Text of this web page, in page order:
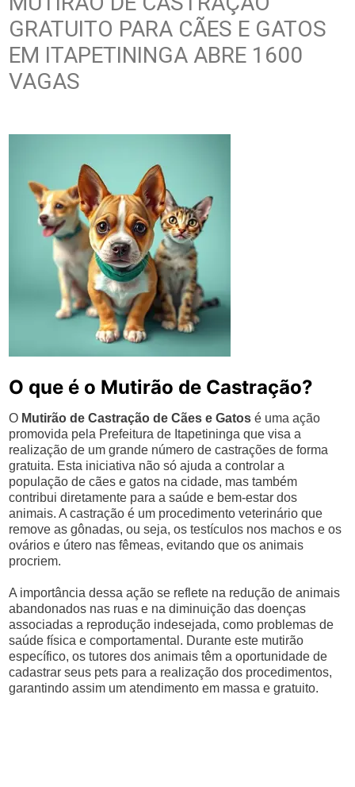
GRATUITO PARA CÃES E GATOS
EM ITAPETININGA ABRE 1600
VAGAS
O que é o Mutirão de Castração?
O Mutirão de Castração de Cães e Gatos é uma ação
promovida pela Prefeitura de Itapetininga que visa a
realização de um grande número de castrações de forma
gratuita. Esta iniciativa não só ajuda a controlar a
população de cães e gatos na cidade, mas também
contribui diretamente para a saúde e bem-estar dos
animais. A castração é um procedimento veterinário que
remove as gônadas, ou seja, os testículos nos machos e os
ovários e útero nas fêmeas, evitando que os animais
procriem.
A importância dessa ação se reflete na redução de animais
abandonados nas ruas e na diminuição das doenças
associadas a reprodução indesejada, como problemas de
saúde física e comportamental. Durante este mutirão
específico, os tutores dos animais têm a oportunidade de
cadastrar seus pets para a realização dos procedimentos,
garantindo assim um atendimento em massa e gratuito.